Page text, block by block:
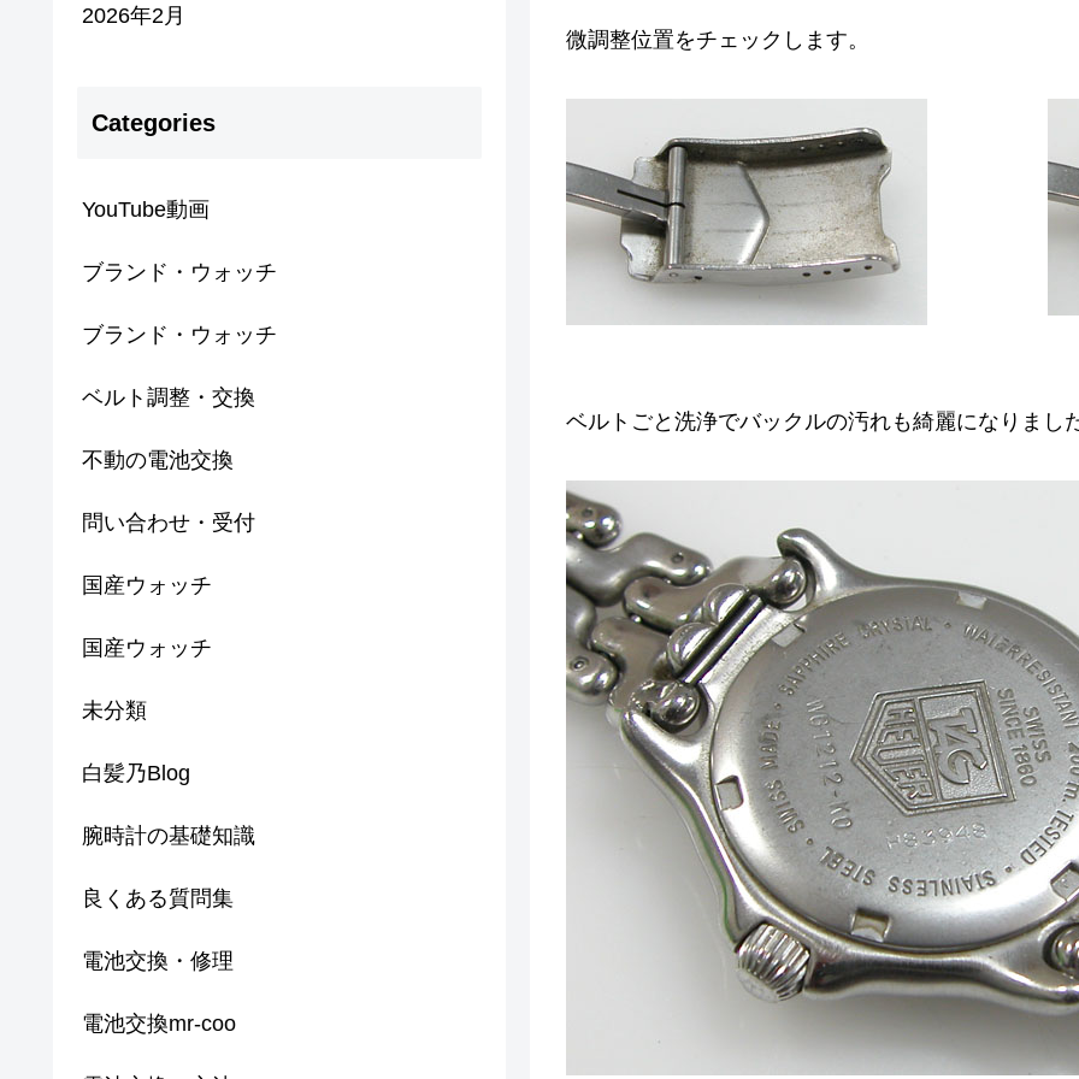
微調整位置をチェックします。
ベルトごと洗浄でバックルの汚れも綺麗になりまし
2026年2月
Categories
YouTube動画
ブランド・ウォッチ
ブランド・ウォッチ
ベルト調整・交換
不動の電池交換
問い合わせ・受付
国産ウォッチ
国産ウォッチ
未分類
白髪乃Blog
腕時計の基礎知識
良くある質問集
電池交換・修理
電池交換mr-coo